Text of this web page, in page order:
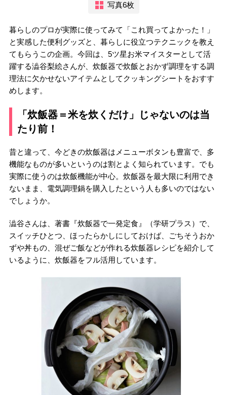
写真6枚
暮らしのプロが実際に使ってみて「これ買ってよかった！」
と実感した便利グッズと、暮らしに役立つテクニックを教え
てもらうこの企画。今回は、5ツ星お米マイスターとして活
躍する澁谷梨絵さんが、炊飯器で炊飯とおかず調理をする調
理法に欠かせないアイテムとしてクッキングシートをおすす
めします。
「炊飯器＝米を炊くだけ」じゃないのは当
たり前！
昔と違って、今どきの炊飯器はメニューボタンも豊富で、多
機能なものが多いというのは割とよく知られています。でも
実際に使うのは炊飯機能が中心。炊飯器を最大限に利用でき
ないまま、電気調理鍋を購入したという人も多いのではない
でしょうか。
澁谷さんは、著書『炊飯器で一発定食』（学研プラス）で、
スイッチひとつ、ほったらかしにしておけば、ごちそうおか
ずや丼もの、混ぜご飯などが作れる炊飯器レシピを紹介して
いるように、炊飯器をフル活用しています。